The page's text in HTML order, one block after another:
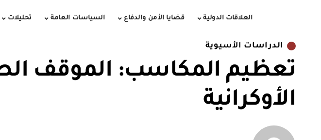
العلاقات الدولية قضايا الأمن والدفاع السياسات العامة تحليلات
الدراسات الأسيوية
تعظيم المكاسب: الموقف
الأوكرانية